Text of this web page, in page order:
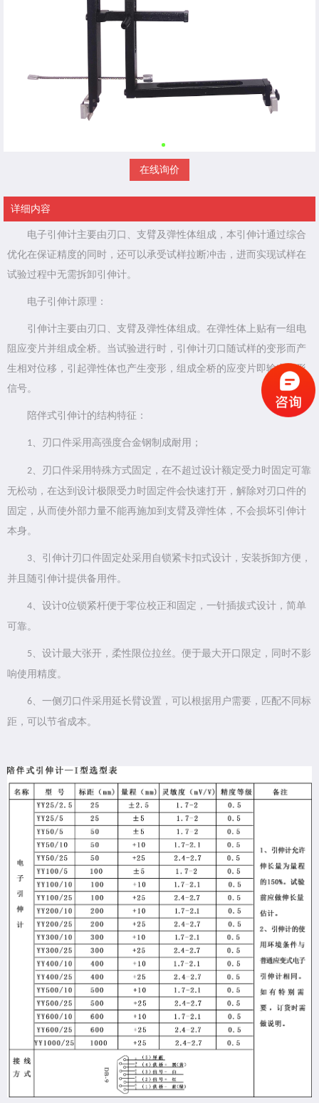
在线询价
详细内容
电子引伸计主要由刃口、支臂及弹性体组成，本引伸计通过综合
优化在保证精度的同时，还可以承受试样拉断冲击，进而实现试样在
试验过程中无需拆卸引伸计。
电子引伸计原理：
引伸计主要由刃口、支臂及弹性体组成。在弹性体上贴有一组电
阻应变片并组成全桥。当试验进行时，引伸计刃口随试样的变形而产
生相对位移，引起弹性体也产生变形，组成全桥的应变片即输出变形
信号。
陪伴式引伸计的结构特征：
1 、刃口件采用高强度合金钢制成耐用；
2 、刃口件采用特殊方式固定，在不超过设计额定受力时固定可靠
无松动，在达到设计极限受力时固定件会快速打开，解除对刃口件的
固定，从而使外部力量不能再施加到支臂及弹性体，不会损坏引伸计
本身。
3 、引伸计刃口件固定处采用自锁紧卡扣式设计，安装拆卸方便，
并且随引伸计提供备用件。
4 、设计0位锁紧杆便于零位校正和固定，一针插拔式设计，简单
可靠。
5 、设计最大张开，柔性限位拉丝。便于最大开口限定，同时不影
响使用精度。
6 、一侧刃口件采用延长臂设置，可以根据用户需要，匹配不同标
距，可以节省成本。